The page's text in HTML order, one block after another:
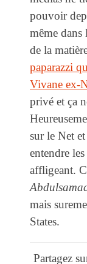
pouvoir
même dans
de la
paparazzi
Vivane ex-
privé et ça
sur le Net
entendre
affligeant.
mais
States.
Partagez